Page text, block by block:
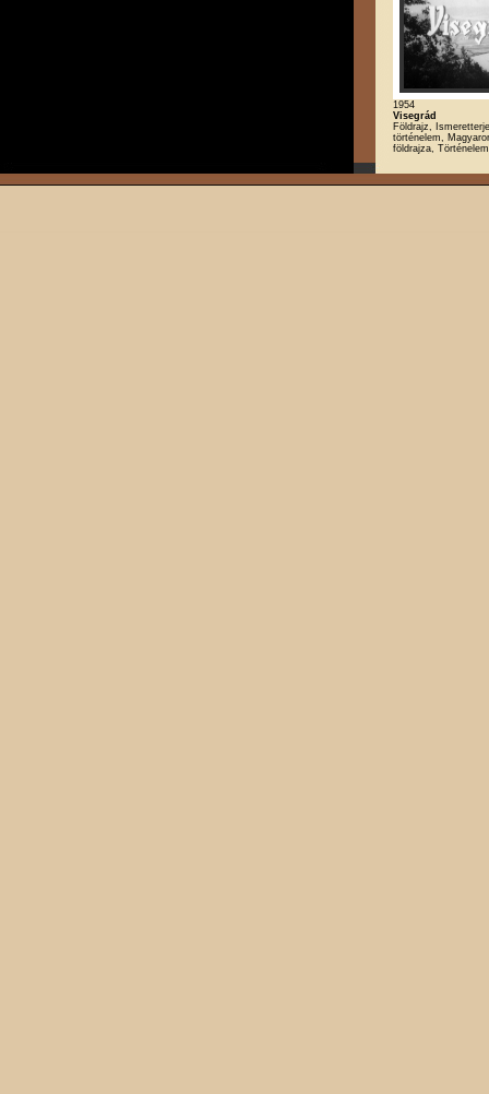
1954
Visegrád
Földrajz,
történelem,
földrajza, Történelem